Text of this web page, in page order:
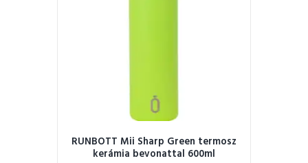
RUNBOTT Mii Sharp Green termosz
kerámia bevonattal 600ml